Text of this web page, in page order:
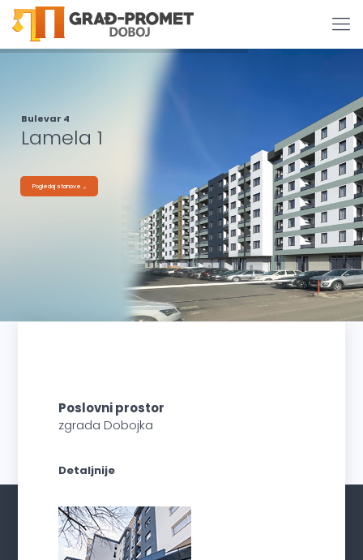
Bulevar 4
Lamela 1
Pogledaj stanove
Poslovni prostor
zgrada Dobojka
Detaljnije